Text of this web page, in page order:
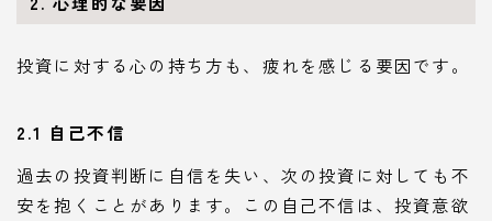
投資に対する心の持ち方も、疲れを感じる要因です。
2.1 自己不信
過去の投資判断に自信を失い、次の投資に対しても不
安を抱くことがあります。この自己不信は、投資意欲